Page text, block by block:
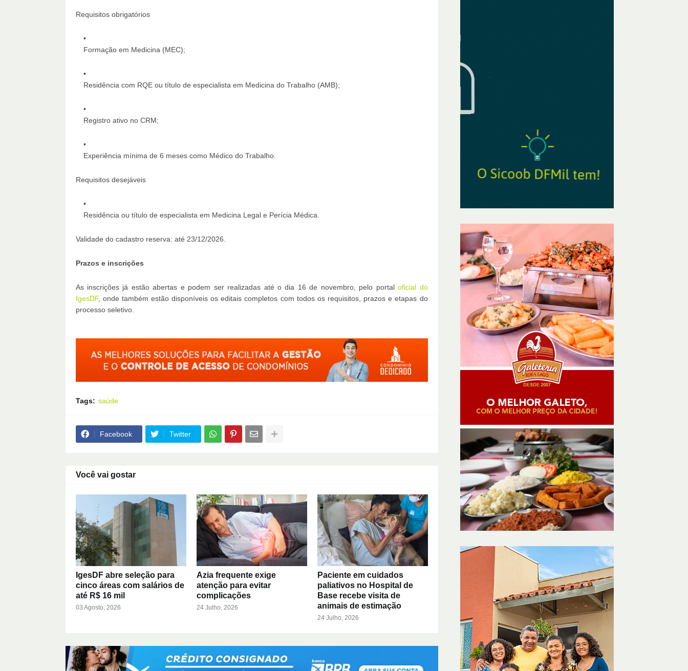
Requisitos obrigatórios
Formação em Medicina (MEC);
Residência com RQE ou título de especialista em Medicina do Trabalho (AMB);
Registro ativo no CRM;
Experiência mínima de 6 meses como Médico do Trabalho.
Requisitos desejáveis
Residência ou título de especialista em Medicina Legal e Perícia Médica.
Validade do cadastro reserva: até 23/12/2026.
Prazos e inscrições
As inscrições já estão abertas e podem ser realizadas até o dia 16 de novembro, pelo portaloficial do
IgesDF, onde também estão disponíveis os editais completos com todos os requisitos, prazos e etapas do
processo seletivo.
Tags: saúde
Facebook Twitter
Você vai gostar
IgesDF abre seleção para
cinco áreas com salários de
até R$ 16 mil
03 Agosto, 2026
Azia frequente exige
atenção para evitar
complicações
24 Julho, 2026
Paciente em cuidados
paliativos no Hospital de
Base recebe visita de
animais de estimação
24 Julho, 2026